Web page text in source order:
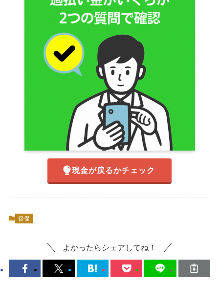
現金が戻るかチェック
督促
よかったらシェアしてね！